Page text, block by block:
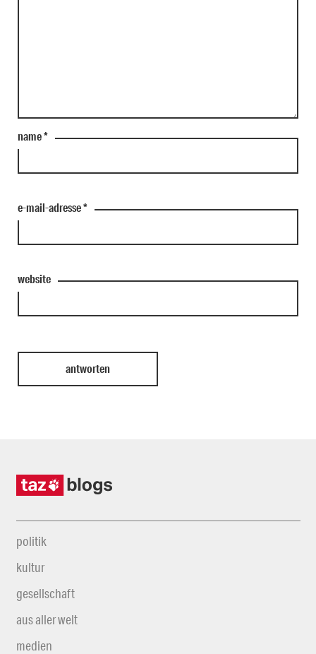
name*
e-mail-adresse*
website
politik
kultur
gesellschaft
aus aller welt
medien